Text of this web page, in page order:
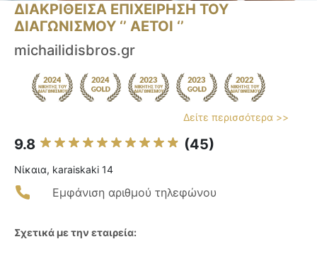
ΔΙΑΚΡΙΘΕΙΣΑ ΕΠΙΧΕΙΡΗΣΗ ΤΟΥ
ΔΙΑΓΩΝΙΣΜΟΥ ‘’ ΑΕΤΟΙ ‘’
michailidisbros.gr
Δείτε περισσότερα >>
9.8 (45)
Νίκαια, karaiskaki 14
Εμφάνιση αριθμού τηλεφώνου
Σχετικά με την εταιρεία: